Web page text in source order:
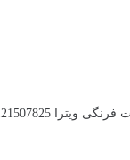
09121507825